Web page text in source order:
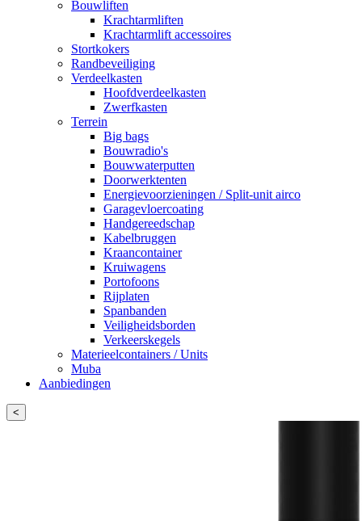
Bouwliften
Krachtarmliften
Krachtarmlift accessoires
Stortkokers
Randbeveiliging
Verdeelkasten
Hoofdverdeelkasten
Zwerfkasten
Terrein
Big bags
Bouwradio's
Bouwwaterputten
Doorwerktenten
Energievoorzieningen / Split-unit airco
Garagevloercoating
Handgereedschap
Kabelbruggen
Kraancontainer
Kruiwagens
Portofoons
Rijplaten
Spanbanden
Veiligheidsborden
Verkeerskegels
Materieelcontainers / Units
Muba
Aanbiedingen
<